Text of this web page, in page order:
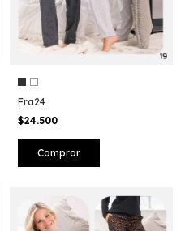
Fra24
$24.500
Comprar